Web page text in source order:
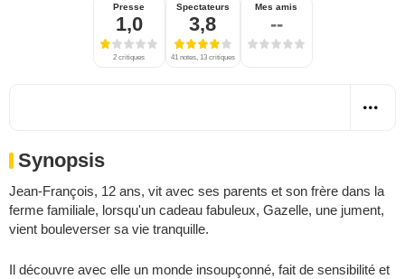
Presse
1,0
2 critiques
Spectateurs
3,8
41 notes, 13 critiques
Mes amis
--
Synopsis
Jean-François, 12 ans, vit avec ses parents et son frère dans la
ferme familiale, lorsqu'un cadeau fabuleux, Gazelle, une jument,
vient bouleverser sa vie tranquille.
Il découvre avec elle un monde insoupçonné, fait de sensibilité et